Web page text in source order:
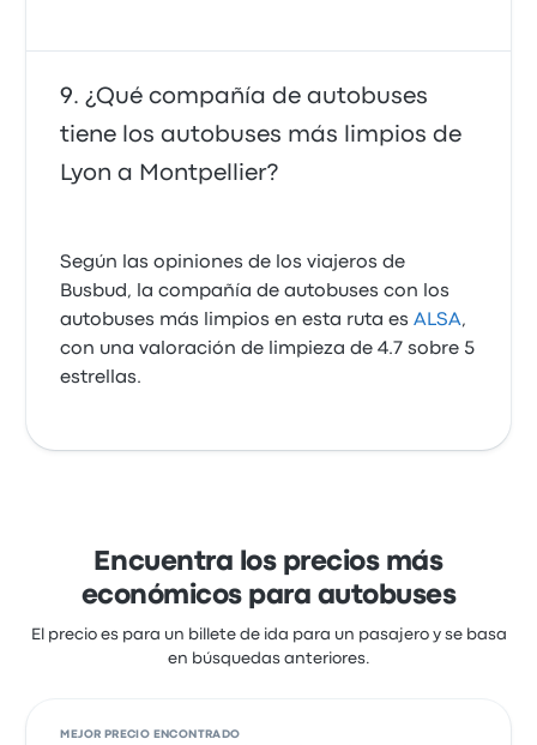
¿Qué compañía de autobuses
tiene los autobuses más limpios de
Lyon a Montpellier?
Según las opiniones de los viajeros de
Busbud, la compañía de autobuses con los
autobuses más limpios en esta ruta esALSA,
con una valoración de limpieza de 4.7 sobre 5
estrellas.
Encuentra los precios más
económicos para autobuses
El precio es para un billete de ida para un pasajero y se basa
en búsquedas anteriores.
MEJOR PRECIO ENCONTRADO